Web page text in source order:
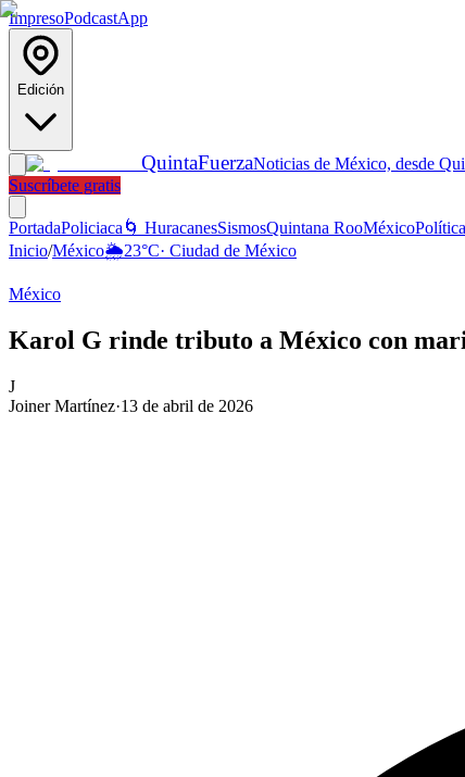
ImpresoPodcastApp
Edición
QuintaFuerzaNoticias de México, desde
Suscríbete gratis
PortadaPoliciaca 🌀 HuracanesSismosQuintana RooMéxicoPolítica
Inicio/México🌦️23°C· Ciudad de México
México
Karol G rinde tributo a México con
J
Joiner Martínez·13 de abril de 2026